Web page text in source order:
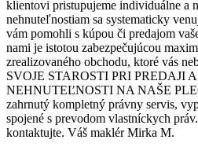
klientovi pristupujeme individuálne a
nehnuteľnostiam sa systematicky
vám pomohli s kúpou či predajom
nami je istotou zabezpečujúcou
zrealizovaného obchodu, ktoré vás
SVOJE STAROSTI PRI PREDAJI
NEHNUTEĽNOSTI NA NAŠE
zahrnutý kompletný právny servis,
spojené s prevodom vlastníckych
kontaktujte. Váš maklér Mirka M.